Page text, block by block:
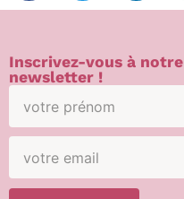
Inscrivez-vous à notre
newsletter !